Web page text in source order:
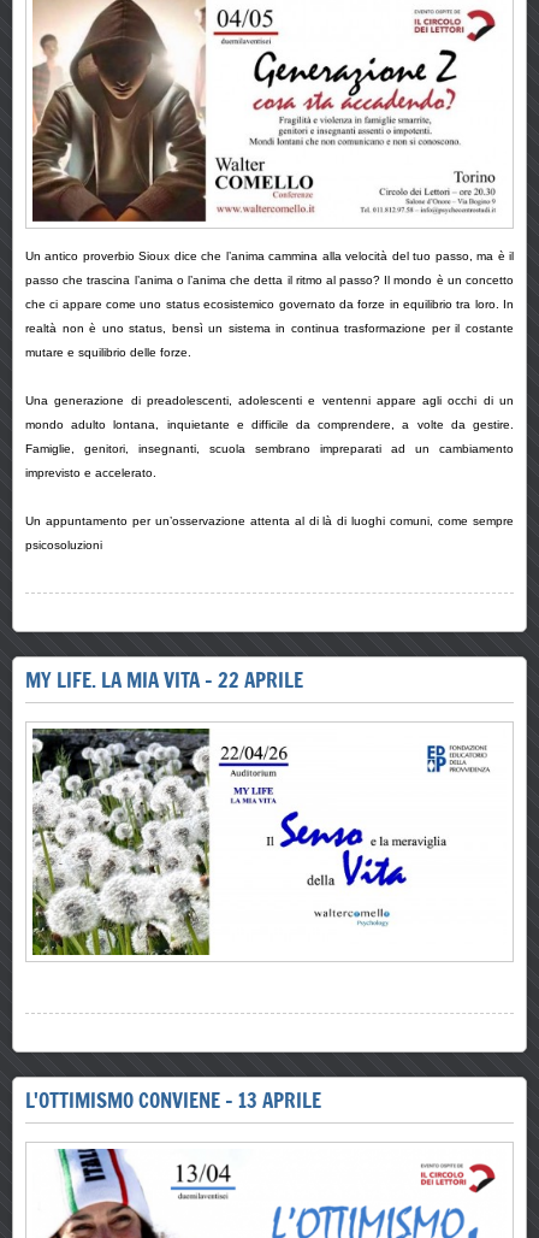
Un antico proverbio Sioux dice che l’anima cammina alla velocità del tuo passo, ma è il
passo che trascina l’anima o l’anima che detta il ritmo al passo? Il mondo è un concetto
che ci appare come uno status ecosistemico governato da forze in equilibrio tra loro. In
realtà non è uno status, bensì un sistema in continua trasformazione per il costante
mutare e squilibrio delle forze.
Una generazione di preadolescenti, adolescenti e ventenni appare agli occhi di un
mondo adulto lontana, inquietante e difficile da comprendere, a volte da gestire.
Famiglie, genitori, insegnanti, scuola sembrano impreparati ad un cambiamento
imprevisto e accelerato.
Un appuntamento per un’osservazione attenta al di là di luoghi comuni, come sempre
psicosoluzioni
MY LIFE. LA MIA VITA - 22 APRILE
L'OTTIMISMO CONVIENE - 13 APRILE